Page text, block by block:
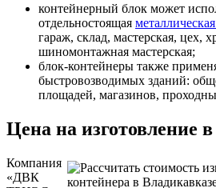
контейнерный блок может
отдельностоящая
гараж, склад, мастерская, цех,
шиномонтажная мастерская;
блок-контейнеры также
быстровозводимых зданий:
площадей, магазинов,
Цена на изготовление
Компания
«ДВК